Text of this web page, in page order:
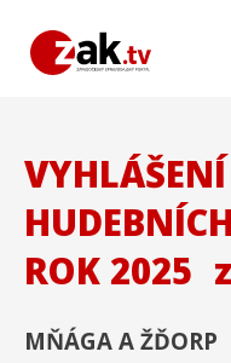
ROK 2025 z
MŇÁGA A ŽĎORP